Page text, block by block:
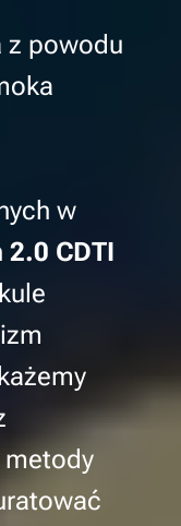
z powodu
w
2.0 CDTI